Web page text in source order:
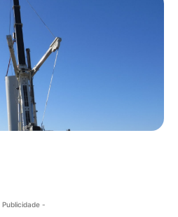
Publicidade -